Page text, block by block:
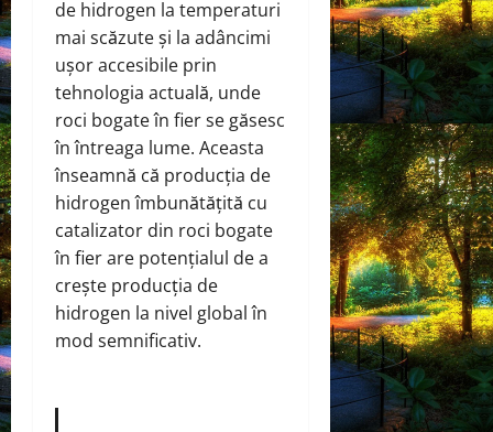
de hidrogen la temperaturi
mai scăzute și la adâncimi
ușor accesibile prin
tehnologia actuală, unde
roci bogate în fier se găsesc
în întreaga lume. Aceasta
înseamnă că producția de
hidrogen îmbunătățită cu
catalizator din roci bogate
în fier are potențialul de a
crește producția de
hidrogen la nivel global în
mod semnificativ.